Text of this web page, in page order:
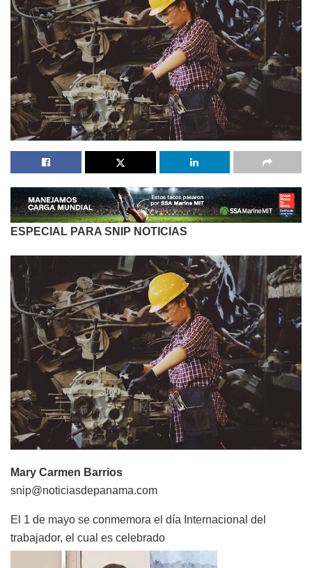
ESPECIAL PARA SNIP NOTICIAS
Mary Carmen Barrios
snip@noticiasdepanama.com
El 1 de mayo se conmemora el día Internacional del
trabajador, el cual es celebrado